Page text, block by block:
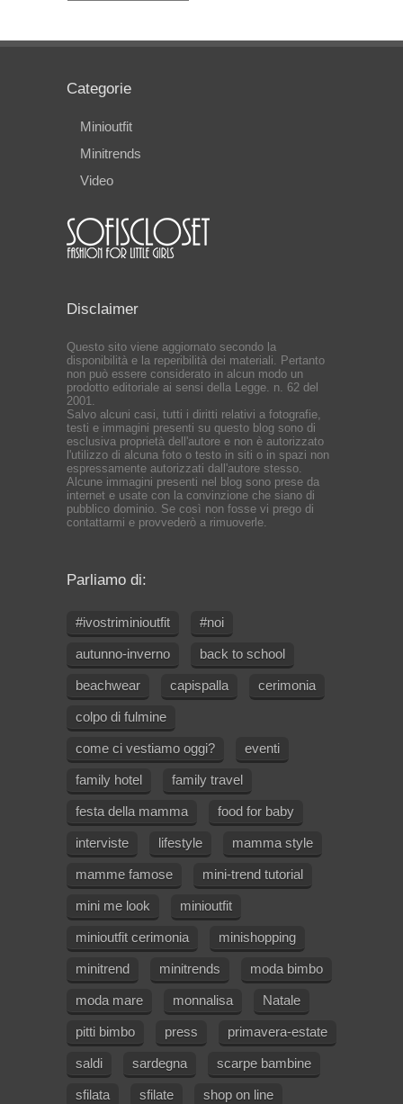
Categorie
Minioutfit
Minitrends
Video
Disclaimer
Questo sito viene aggiornato secondo la
disponibilità e la reperibilità dei materiali. Pertanto
non può essere considerato in alcun modo un
prodotto editoriale ai sensi della Legge. n. 62 del
2001.
Salvo alcuni casi, tutti i diritti relativi a fotografie,
testi e immagini presenti su questo blog sono di
esclusiva proprietà dell'autore e non è autorizzato
l'utilizzo di alcuna foto o testo in siti o in spazi non
espressamente autorizzati dall'autore stesso.
Alcune immagini presenti nel blog sono prese da
internet e usate con la convinzione che siano di
pubblico dominio. Se così non fosse vi prego di
contattarmi e provvederò a rimuoverle.
Parliamo di:
#ivostriminioutfit #noi
autunno-inverno back to school
beachwear capispalla cerimonia
colpo di fulmine
come ci vestiamo oggi? eventi
family hotel family travel
festa della mamma food for baby
interviste lifestyle mamma style
mamme famose mini-trend tutorial
mini me look minioutfit
minioutfit cerimonia minishopping
minitrend minitrends moda bimbo
moda mare monnalisa Natale
pitti bimbo press primavera-estate
saldi sardegna scarpe bambine
sfilata sfilate shop on line